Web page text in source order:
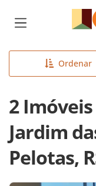
Ordenar
2
Jardim
Pelotas,